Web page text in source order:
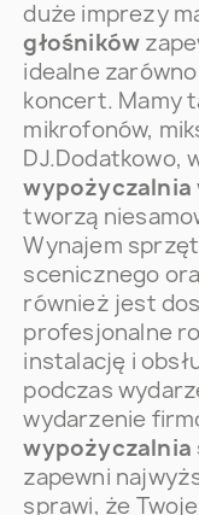
duże imprezy
głośników
idealne
koncert. Mamy
mikrofonów,
DJ.Dodatkowo,
tworzą
Wynajem
scenicznego
również jest
profesjonalne
instalację i
podczas
wydarzenie
zapewni
sprawi, że